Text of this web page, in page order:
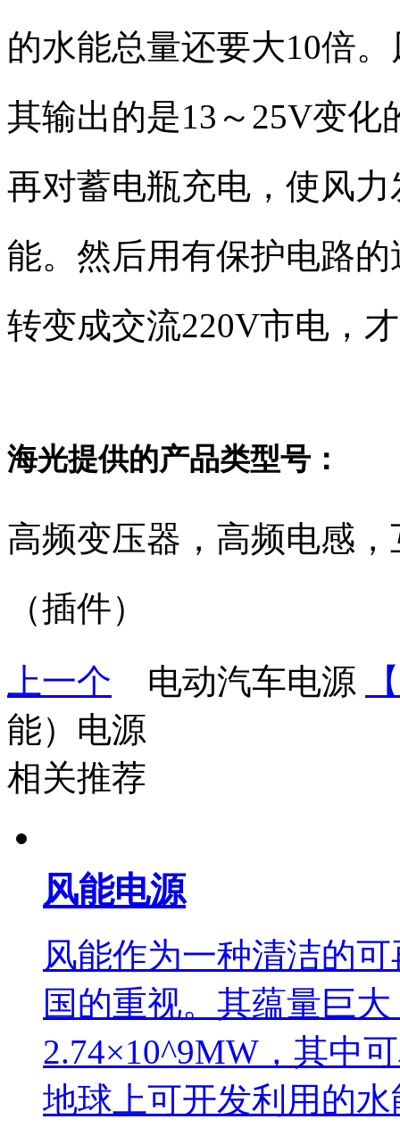
的水能总量还要大10倍
其输出的是13～25V变
再对蓄电瓶充电，使风
能。然后用有保护电路
转变成交流220V市电，
海光提供的产品类型号：
高频变压器，高频电感
（插件）
上一个 电动汽车电源
能）电源
相关推荐
风能电源
风能作为一种清洁的
国的重视。其蕴量巨
2.74×10^9MW，其中
地球上可开发利用的